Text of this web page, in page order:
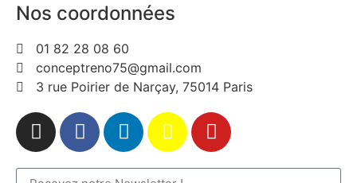
Nos coordonnées
01 82 28 08 60
conceptreno75@gmail.com
3 rue Poirier de Narçay, 75014 Paris